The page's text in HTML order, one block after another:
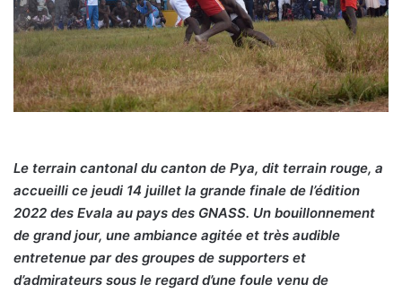
Le terrain cantonal du canton de Pya, dit terrain rouge, a
accueilli ce jeudi 14 juillet la grande finale de l’édition
2022 des Evala au pays des GNASS. Un bouillonnement
de grand jour, une ambiance agitée et très audible
entretenue par des groupes de supporters et
d’admirateurs sous le regard d’une foule venu de